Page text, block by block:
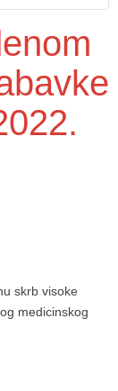
skrb visoke
medicinskog